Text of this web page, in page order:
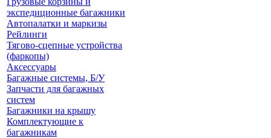
экспедиционные багажники
Автопалатки и маркизы
Рейлинги
Тягово-сцепные устройства
(фаркопы)
Аксессуары
Багажные системы, Б/У
Запчасти для багажных
систем
Багажники на крышу
Комплектующие к
багажникам